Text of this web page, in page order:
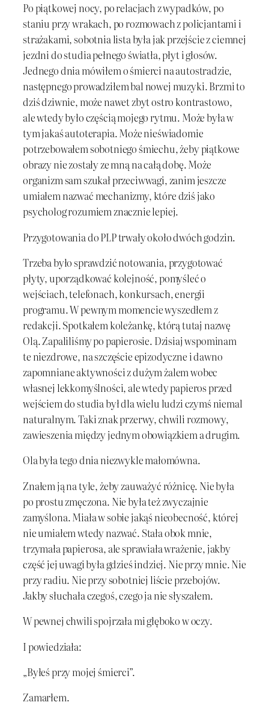
Po piątkowej nocy, po relacjach z wypadków, po
staniu przy wrakach, po rozmowach z policjantami i
strażakami, sobotnia lista była jak przejście z ciemnej
jezdni do studia pełnego światła, płyt i głosów.
Jednego dnia mówiłem o śmierci na autostradzie,
następnego prowadziłem bal nowej muzyki. Brzmi to
dziś dziwnie, może nawet zbyt ostro kontrastowo,
ale wtedy było częścią mojego rytmu. Może była w
tym jakaś autoterapia. Może nieświadomie
potrzebowałem sobotniego śmiechu, żeby piątkowe
obrazy nie zostały ze mną na całą dobę. Może
organizm sam szukał przeciwwagi, zanim jeszcze
umiałem nazwać mechanizmy, które dziś jako
psycholog rozumiem znacznie lepiej.
Przygotowania do PLP trwały około dwóch godzin.
Trzeba było sprawdzić notowania, przygotować
płyty, uporządkować kolejność, pomyśleć o
wejściach, telefonach, konkursach, energii
programu. W pewnym momencie wyszedłem z
redakcji. Spotkałem koleżankę, którą tutaj nazwę
Olą. Zapaliliśmy po papierosie. Dzisiaj wspominam
te niezdrowe, na szczęście epizodyczne i dawno
zapomniane aktywności z dużym żalem wobec
własnej lekkomyślności, ale wtedy papieros przed
wejściem do studia był dla wielu ludzi czymś niemal
naturalnym. Taki znak przerwy, chwili rozmowy,
zawieszenia między jednym obowiązkiem a drugim.
Ola była tego dnia niezwykle małomówna.
Znałem ją na tyle, żeby zauważyć różnicę. Nie była
po prostu zmęczona. Nie była też zwyczajnie
zamyślona. Miała w sobie jakąś nieobecność, której
nie umiałem wtedy nazwać. Stała obok mnie,
trzymała papierosa, ale sprawiała wrażenie, jakby
część jej uwagi była gdzieś indziej. Nie przy mnie. Nie
przy radiu. Nie przy sobotniej liście przebojów.
Jakby słuchała czegoś, czego ja nie słyszałem.
W pewnej chwili spojrzała mi głęboko w oczy.
I powiedziała:
„Byłeś przy mojej śmierci”.
Zamarłem.